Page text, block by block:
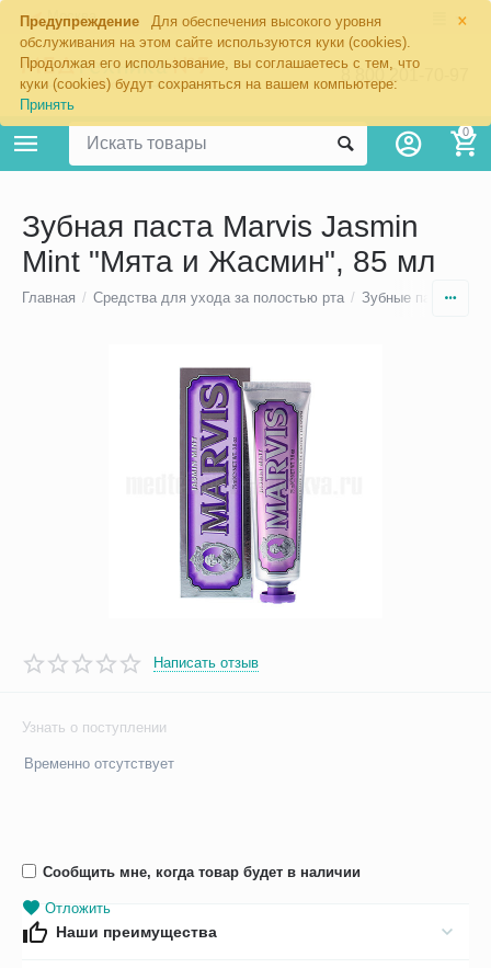
×
Предупреждение
Для обеспечения высокого уровня
обслуживания на этом сайте используются куки (cookies).
Продолжая его использование, вы соглашаетесь с тем, что
куки (cookies) будут сохраняться на вашем компьютере:
Принять
Москва
8 800 201-70-97
0
Зубная паста Marvis Jasmin
Mint "Мята и Жасмин", 85 мл
Главная / Средства для ухода за полостью рта / Зубные пасты для
Написать отзыв
Узнать о поступлении
Временно отсутствует
Сообщить мне, когда товар будет в наличии
Отложить
Наши преимущества